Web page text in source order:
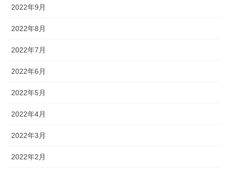
2022年9月
2022年8月
2022年7月
2022年6月
2022年5月
2022年4月
2022年3月
2022年2月